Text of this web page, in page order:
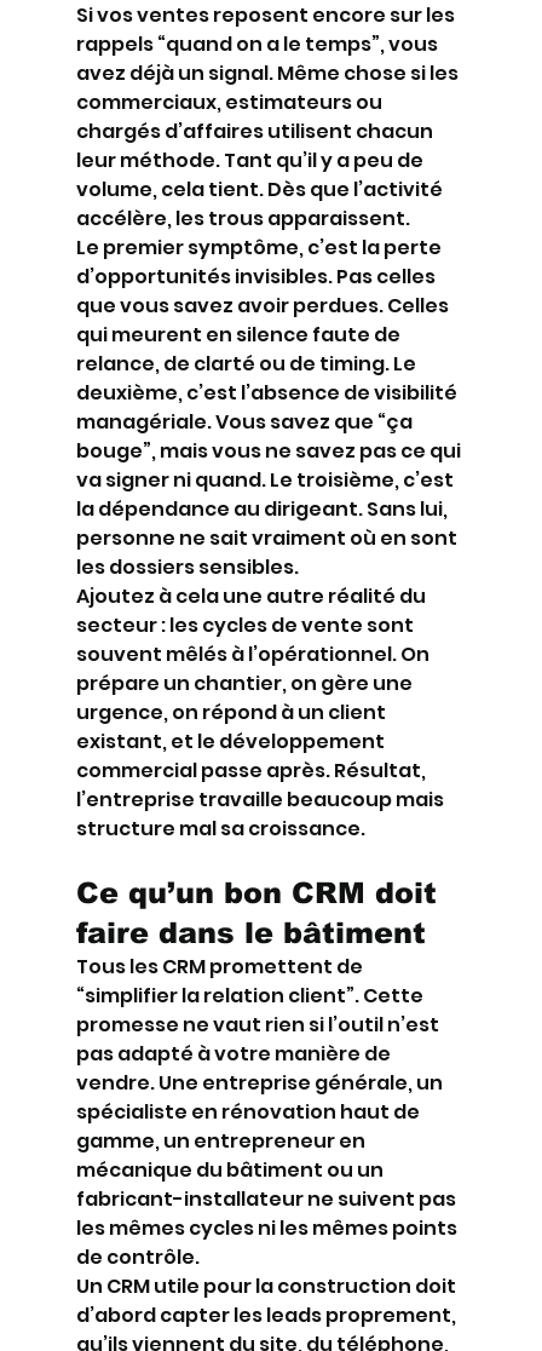
Si vos ventes reposent encore sur les
rappels “quand on a le temps”, vous
avez déjà un signal. Même chose si les
commerciaux, estimateurs ou
chargés d’affaires utilisent chacun
leur méthode. Tant qu’il y a peu de
volume, cela tient. Dès que l’activité
accélère, les trous apparaissent.
Le premier symptôme, c’est la perte
d’opportunités invisibles. Pas celles
que vous savez avoir perdues. Celles
qui meurent en silence faute de
relance, de clarté ou de timing. Le
deuxième, c’est l’absence de visibilité
managériale. Vous savez que “ça
bouge”, mais vous ne savez pas ce qui
va signer ni quand. Le troisième, c’est
la dépendance au dirigeant. Sans lui,
personne ne sait vraiment où en sont
les dossiers sensibles.
Ajoutez à cela une autre réalité du
secteur : les cycles de vente sont
souvent mêlés à l’opérationnel. On
prépare un chantier, on gère une
urgence, on répond à un client
existant, et le développement
commercial passe après. Résultat,
l’entreprise travaille beaucoup mais
structure mal sa croissance.
Ce qu’un bon CRM doit
faire dans le bâtiment
Tous les CRM promettent de
“simplifier la relation client”. Cette
promesse ne vaut rien si l’outil n’est
pas adapté à votre manière de
vendre. Une entreprise générale, un
spécialiste en rénovation haut de
gamme, un entrepreneur en
mécanique du bâtiment ou un
fabricant-installateur ne suivent pas
les mêmes cycles ni les mêmes points
de contrôle.
Un CRM utile pour la construction doit
d’abord capter les leads proprement,
qu’ils viennent du site, du téléphone,